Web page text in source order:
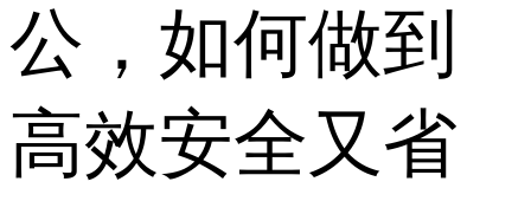
公，如何做到
高效安全又省